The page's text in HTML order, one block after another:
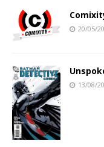
20/05/
13/08/